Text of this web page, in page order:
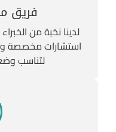
فريق
لدينا نخبة من
استشارات مخصصة
لتناسب